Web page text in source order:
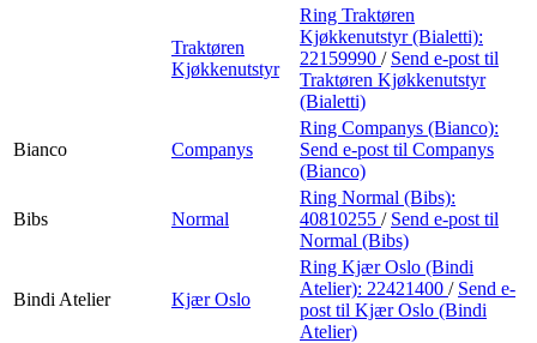
Traktøren
Kjøkkenutstyr
Ring Traktøren
Kjøkkenutstyr (Bialetti):
22159990 / Send e-post til
Traktøren Kjøkkenutstyr
(Bialetti)
Bianco Companys
Ring Companys (Bianco):
Send e-post til Companys
(Bianco)
Bibs Normal
Ring Normal (Bibs):
40810255 / Send e-post til
Normal (Bibs)
Bindi Atelier Kjær Oslo
Ring Kjær Oslo (Bindi
Atelier): 22421400 / Send e-
post til Kjær Oslo (Bindi
Atelier)